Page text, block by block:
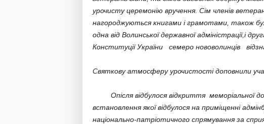
урочисту церемонію вручення. Сім членів
нагороджуються книгами і грамотами, також
одна від Волинської державної адміністрації,і
Конституції України семеро нововолинців
Святкову атмосферу урочистості доповнили
Опісля відбулося відкриття меморіальної
встановлення якої відбулося на приміщенні
національно-патріотичного спрямування за